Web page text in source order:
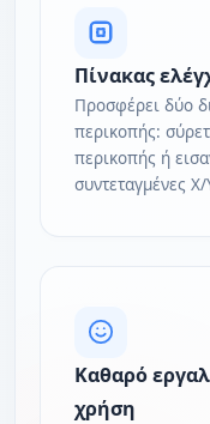
Πίνακας
Προσφέρει δύο
περικοπής:
περικοπής ή
συντεταγμένες
Καθαρό
χρήση